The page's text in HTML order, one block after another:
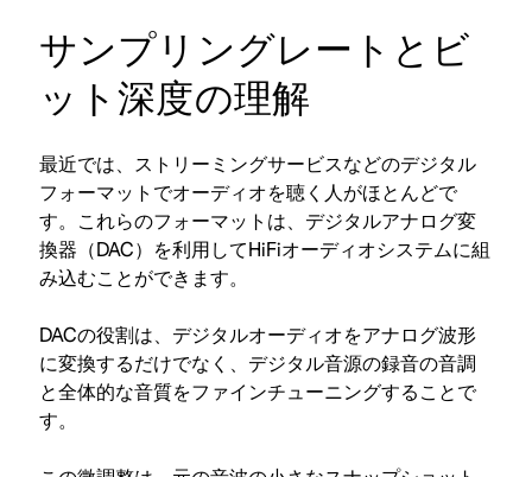
サンプリングレートとビ
ット深度の理解
最近では、ストリーミングサービスなどのデジタル
フォーマットでオーディオを聴く人がほとんどで
す。これらのフォーマットは、デジタルアナログ変
換器（DAC）を利用してHiFiオーディオシステムに組
み込むことができます。
DACの役割は、デジタルオーディオをアナログ波形
に変換するだけでなく、デジタル音源の録音の音調
と全体的な音質をファインチューニングすることで
す。